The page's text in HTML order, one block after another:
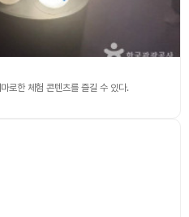
로한 체험 콘텐츠를 즐길 수 있다.